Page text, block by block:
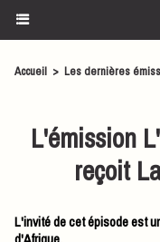
Accueil > Les dernières
L'émission
reçoit
L'invité de cet épisode est